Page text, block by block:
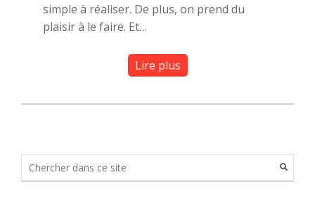
simple à réaliser. De plus, on prend du
plaisir à le faire. Et…
Lire plus